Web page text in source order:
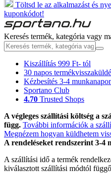
Töltsd le az alkalmazást és
kuponkódot!
Keresés termék, kategória vagy
Kiszállítás 999 Ft- tól
30 napos
Kézbesítés 3-4
Sportano Club
4.70 Trusted Shops
A végleges szállítási költség a
függ. További információk a
Megnézem hogyan küldhetem
A rendeléseket rendszerint 3-
A szállítási idő a termék
kiválasztott szállítási módtól